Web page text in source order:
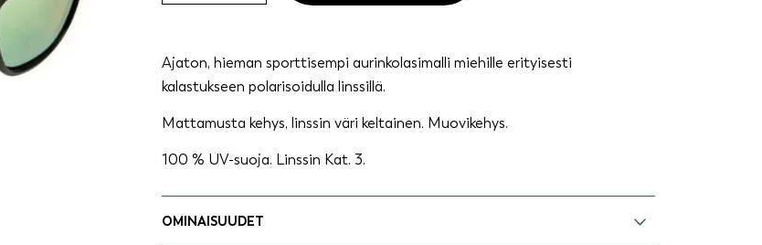
Ajaton, hieman sporttisempi aurinkolasimalli miehille erityisesti
kalastukseen polarisoidulla linssillä.
Mattamusta kehys, linssin väri keltainen. Muovikehys.
100 % UV-suoja. Linssin Kat. 3.
OMINAISUUDET